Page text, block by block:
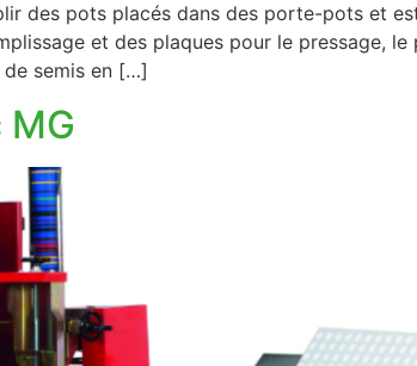
des pots placés dans des porte-pots et
et des plaques pour le pressage,
de semis en […]
MG